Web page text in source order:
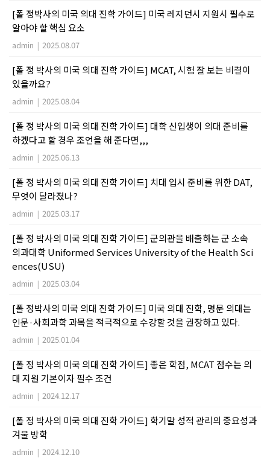
[폴 정박사의 미국 의대 진학 가이드] 미국 레지던시 지원시 필수로
알아야 할 핵심 요소
admin | 2025.08.07
[폴 정 박사의 미국 의대 진학 가이드] MCAT, 시험 잘 보는 비결이
있을까요?
admin | 2025.08.04
[폴 정 박사의 미국 의대 진학 가이드] 대학 신입생이 의대 준비를
하겠다고 할 경우 조언을 해 준다면,,,
admin | 2025.06.13
[폴 정 박사의 미국 의대 진학 가이드] 치대 입시 준비를 위한 DAT,
무엇이 달라졌나?
admin | 2025.03.17
[폴 정 박사의 미국 의대 진학 가이드] 군의관을 배출하는 군 소속
의과대학 Uniformed Services University of the Health Sci
ences(USU)
admin | 2025.03.04
[폴 정박사의 미국 의대 진학 가이드] 미국 의대 진학, 명문 의대는
인문·사회과학 과목을 적극적으로 수강할 것을 권장하고 있다.
admin | 2025.01.04
[폴 정 박사의 미국 의대 진학 가이드] 좋은 학점, MCAT 점수는 의
대 지원 기본이자 필수 조건
admin | 2024.12.17
[폴 정 박사의 미국 의대 진학 가이드] 학기말 성적 관리의 중요성과
겨울 방학
admin | 2024.12.10